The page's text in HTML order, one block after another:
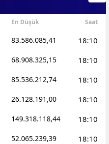
En Düşük Saat
83.586.085,41 18:10
68.908.325,15 18:10
85.536.212,74 18:10
26.128.191,00 18:10
149.318.118,44 18:10
52.065.239,39 18:10